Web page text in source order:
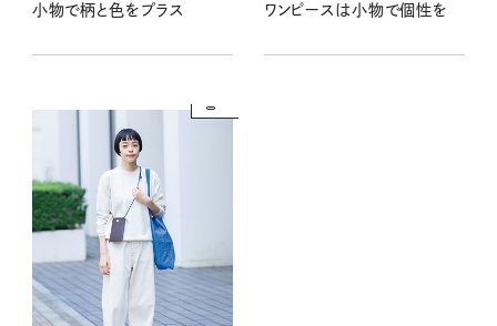
小物で柄と色をプラス
ワンピースは小物で個性を